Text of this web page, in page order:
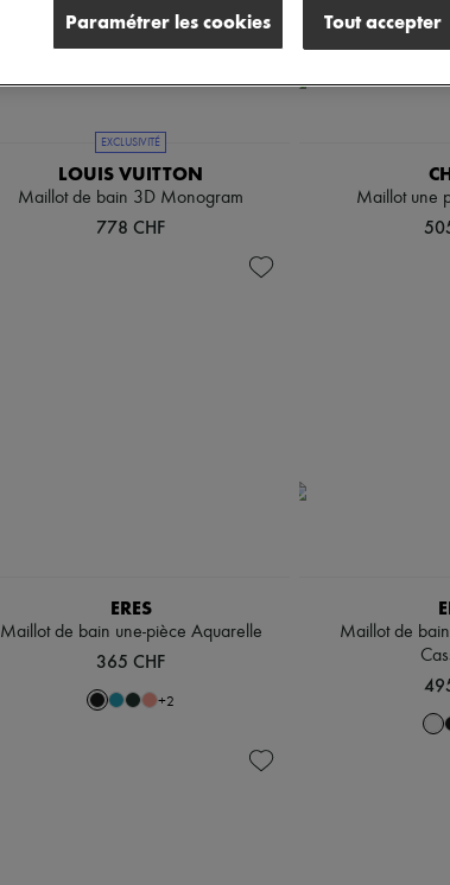
EXCLUSIVITÉ
LOUIS VUITTON
Maillot de bain 3D Monogram
778 CHF
Maillot une
ERES
Maillot de bain une-pièce Aquarelle
365 CHF
+2
Maillot de
Paramétrer les cookies Tout accepter